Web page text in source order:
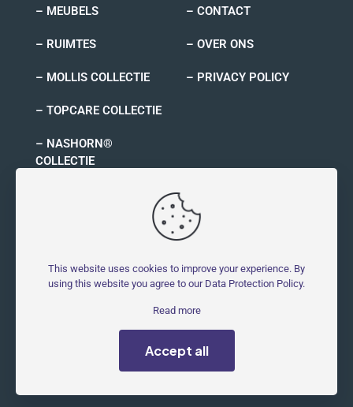
– MEUBELS
– RUIMTES
– MOLLIS COLLECTIE
– TOPCARE COLLECTIE
– NASHORN®
COLLECTIE
– CONTACT
– OVER ONS
– PRIVACY POLICY
© 2026 MOLLIS - Molestbestendig | All Rights Reserved |
This website uses cookies to improve your experience. By
using this website you agree to our Data Protection Policy.
Read more
Accept all